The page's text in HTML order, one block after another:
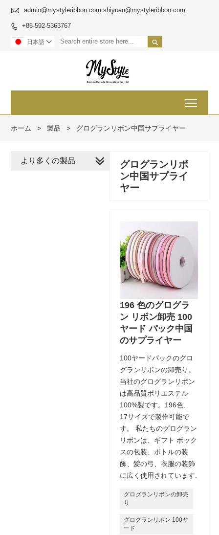
 admin@mystyleribbon.com shiyuan@mystyleribbon.com
 +86-592-5363767

日本語 
ホーム > 製品 > グログランリボン中国サプライヤー
グログランリボ
ン中国サプライ
ヤー
196 色のグログラ
ン リボン卸売 100
ヤード パック中国
のサプライヤー
100ヤードパックのグロ
グランリボンの卸売り。
当社のグログランリボン
は高品質ポリエステル
100%製です。196色、
17サイズで製作可能で
す。 私たちのグログラン
リボンは、ギフト ボック
スの包装、ボトルの装
飾、髪の弓、衣服の装飾
に広く使用されています.
グログランリボンの卸売
り
グログランリボン 100ヤ
ード
より多くの製品